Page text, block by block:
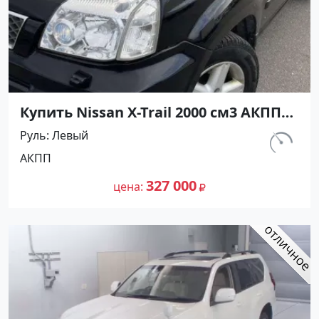
Купить Nissan X-Trail 2000 см3 АКПП
(140 л.с.) Бензин инжектор в
Ивановская : цвет Черный
Внедорожник 2005 года по цене
327000 рублей, объявление №24727
на сайте Авторынок23
км.
Руль Левый
АКПП
цена 327 000